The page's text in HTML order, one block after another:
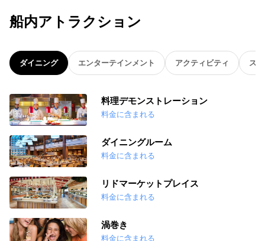
船内アトラクション
ダイニング エンターテインメント アクティビティ ス
料理デモンストレーション
料金に含まれる
ダイニングルーム
料金に含まれる
リドマーケットプレイス
料金に含まれる
渦巻き
料金に含まれる